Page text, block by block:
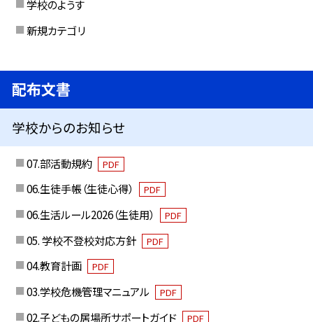
学校のようす
新規カテゴリ
配布文書
学校からのお知らせ
07.部活動規約 PDF
06.生徒手帳（生徒心得） PDF
06.生活ルール2026（生徒用） PDF
05. 学校不登校対応方針 PDF
04.教育計画 PDF
03.学校危機管理マニュアル PDF
02.子どもの居場所サポートガイド PDF